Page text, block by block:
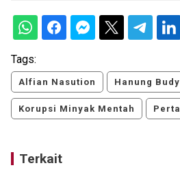
Tags:
Alfian Nasution Hanung
Korupsi Minyak Mentah
Terkait